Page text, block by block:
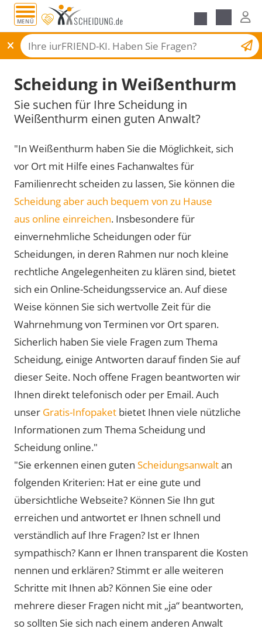
MENÜ
Scheidungsantrag
Scheidung in Weißenthurm
Sie suchen für Ihre Scheidung in
Weißenthurm einen guten Anwalt?
"In Weißenthurm haben Sie die Möglichkeit, sich
vor Ort mit Hilfe eines Fachanwaltes für
Familienrecht scheiden zu lassen, Sie können die
Scheidung aber auch bequem von zu Hause
aus online einreichen. Insbesondere für
einvernehmliche Scheidungen oder für
Scheidungen, in deren Rahmen nur noch kleine
rechtliche Angelegenheiten zu klären sind, bietet
sich ein Online-Scheidungsservice an. Auf diese
Weise können Sie sich wertvolle Zeit für die
Wahrnehmung von Terminen vor Ort sparen.
Sicherlich haben Sie viele Fragen zum Thema
Scheidung, einige Antworten darauf finden Sie auf
dieser Seite. Noch offene Fragen beantworten wir
Ihnen direkt telefonisch oder per Email. Auch
unser Gratis-Infopaket bietet Ihnen viele nützliche
Informationen zum Thema Scheidung und
Scheidung online."
"Sie erkennen einen guten Scheidungsanwaltan
folgenden Kriterien: Hat er eine gute und
übersichtliche Webseite? Können Sie Ihn gut
erreichen und antwortet er Ihnen schnell und
verständlich auf Ihre Fragen? Ist er Ihnen
sympathisch? Kann er Ihnen transparent die Kosten
nennen und erklären? Stimmt er alle weiteren
Schritte mit Ihnen ab? Können Sie eine oder
mehrere dieser Fragen nicht mit „ja“ beantworten,
so sollten Sie sich nach einem anderen Anwalt